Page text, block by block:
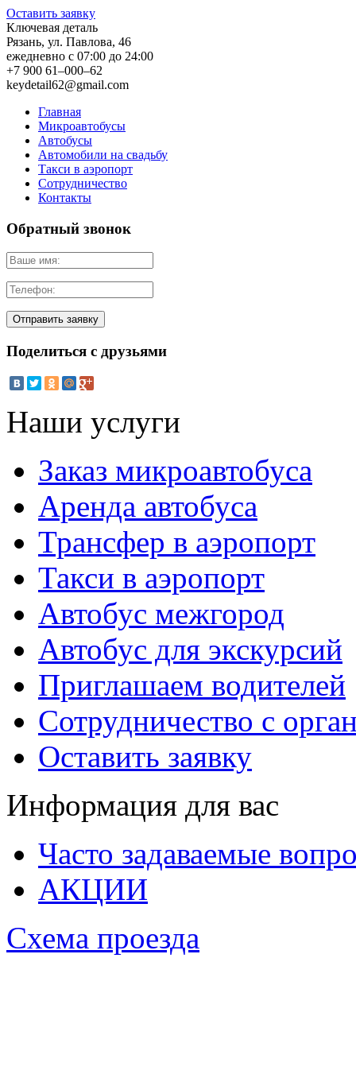
Оставить заявку
Ключевая деталь
Рязань, ул. Павлова, 46
ежедневно с 07:00 до 24:00
+7 900 61–000–62
keydetail62@gmail.com
Главная
Микроавтобусы
Автобусы
Автомобили на свадьбу
Такси в аэропорт
Сотрудничество
Контакты
Обратный звонок
Поделиться с друзьями
Наши услуги
Заказ микроавтобуса
Аренда автобуса
Трансфер в аэропорт
Такси в аэропорт
Автобус межгород
Автобус для экскурсий
Приглашаем водителей
Сотрудничество с
Оставить заявку
Информация для вас
Часто задаваемые
АКЦИИ
Схема проезда